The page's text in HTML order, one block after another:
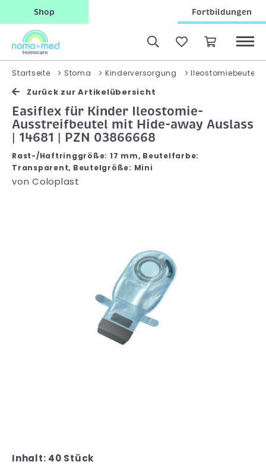
Shop Fortbildungen
Startseite Stoma Kinderversorgung Ileostomiebeutel,
Zurück zur Artikelübersicht
Easiflex für Kinder Ileostomie-
Ausstreifbeutel mit Hide-away Auslass
| 14681 | PZN 03866668
Rast-/Haftringgröße: 17 mm, Beutelfarbe:
Transparent, Beutelgröße: Mini
von Coloplast
Inhalt: 40 Stück